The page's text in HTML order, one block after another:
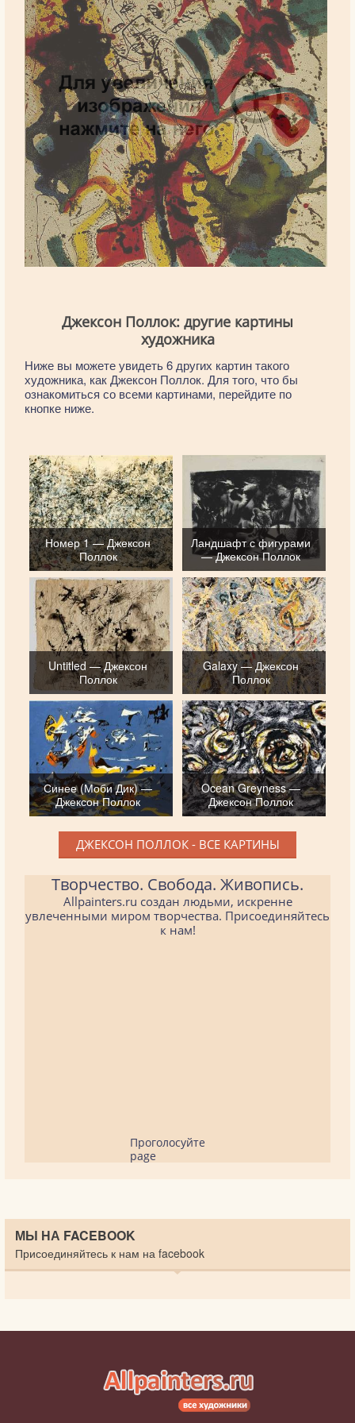
Джексон Поллок: другие картины
художника
Ниже вы можете увидеть 6 других картин такого
художника, как Джексон Поллок. Для того, что бы
ознакомиться со всеми картинами, перейдите по
кнопке ниже.
Номер 1 — Джексон
Поллок
Ландшафт с фигурами
— Джексон Поллок
Untitled — Джексон
Поллок
Galaxy — Джексон
Поллок
Синее (Моби Дик) —
Джексон Поллок
Ocean Greyness —
Джексон Поллок
ДЖЕКСОН ПОЛЛОК - ВСЕ КАРТИНЫ
Творчество. Свобода. Живопись.
Allpainters.ru создан людьми, искренне
увлеченными миром творчества. Присоединяйтесь
к нам!
Проголосуйте
page
МЫ НА FACEBOOK
Присоединяйтесь к нам на facebook